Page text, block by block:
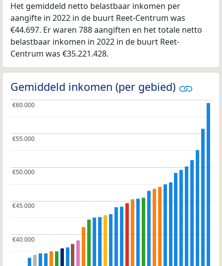
Het gemiddeld netto belastbaar inkomen per
aangifte in 2022 in de buurt Reet-Centrum was
€44.697. Er waren 788 aangiften en het totale netto
belastbaar inkomen in 2022 in de buurt Reet-
Centrum was €35.221.428.
Gemiddeld inkomen (per gebied)
€40.000
€40.000
€45.000
€45.000
€50.000
€50.000
€55.000
€55.000
€60.000
€60.000